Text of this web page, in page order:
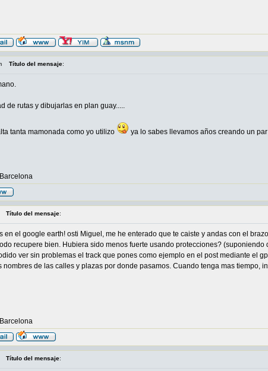
Título del mensaje:
de rutas y dibujarlas en plan guay.....
tanta mamonada como yo utilizo
ya lo sabes llevamos años creando un
Título del mensaje:
en el google earth! osti Miguel, me he enterado que te caiste y andas con el
recupere bien. Hubiera sido menos fuerte usando protecciones?
ver sin problemas el track que pones como ejemplo en el post mediante el
de las calles y plazas por donde pasamos. Cuando tenga mas
Título del mensaje: